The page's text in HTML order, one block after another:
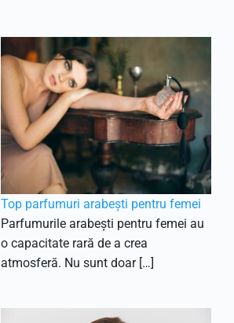
Top parfumuri arabești pentru femei
Parfumurile arabești pentru femei au
o capacitate rară de a crea
atmosferă. Nu sunt doar […]